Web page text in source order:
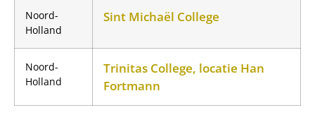
Noord-
Holland
Sint Michaël College
Noord-
Holland
Trinitas College, locatie Han
Fortmann